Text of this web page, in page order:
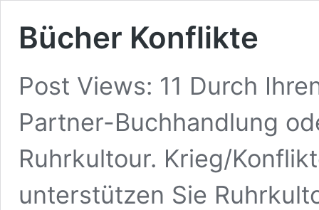
Bücher Konflikte
Post Views: 11 Durch
Partner-Buchhandlung
Ruhrkultour. Krieg/
unterstützen Sie